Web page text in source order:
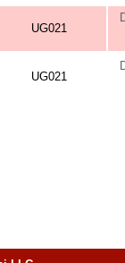
UG021
UG021